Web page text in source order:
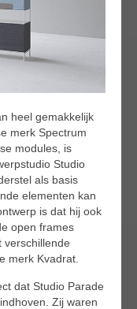
heel gemakkelijk
merk Spectrum
modules, is
Studio
als basis
elementen kan
is dat hij ook
open frames
verschillende
merk Kvadrat.
dat Studio Parade
Zij waren